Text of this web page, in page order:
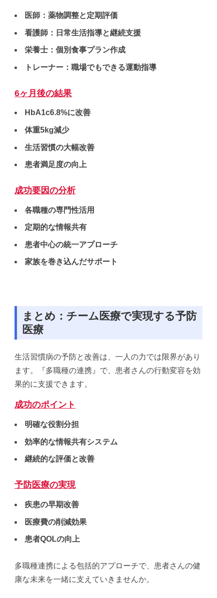
医師：薬物調整と定期評価
看護師：日常生活指導と継続支援
栄養士：個別食事プラン作成
トレーナー：職場でもできる運動指導
6ヶ月後の結果
HbA1c6.8%に改善
体重5kg減少
生活習慣の大幅改善
患者満足度の向上
成功要因の分析
各職種の専門性活用
定期的な情報共有
患者中心の統一アプローチ
家族を巻き込んだサポート
まとめ：チーム医療で実現する予防
医療
生活習慣病の予防と改善は、一人の力では限界があり
ます。
『多職種の連携』で、患者さんの行動変容を効
果的に支援できます。
成功のポイント
明確な役割分担
効率的な情報共有システム
継続的な評価と改善
予防医療の実現
疾患の早期改善
医療費の削減効果
患者QOLの向上
多職種連携による包括的アプローチで、患者さんの健
康な未来を一緒に支えていきませんか。